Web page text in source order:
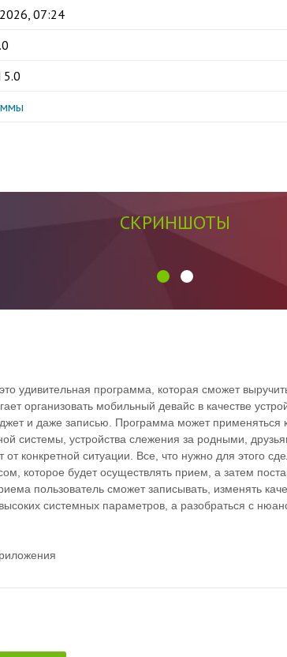
07:24
5.0
СКРИНШОТЫ
удивительная программа, которая сможет
организовать мобильный девайс в качестве
и даже записью. Программа может применяться
системы, устройства слежения за родными,
конкретной ситуации. Все, что нужно для этого
которое будет осуществлять прием, а затем
пользователь сможет записывать, изменять
высоких системных параметров, а разобраться с